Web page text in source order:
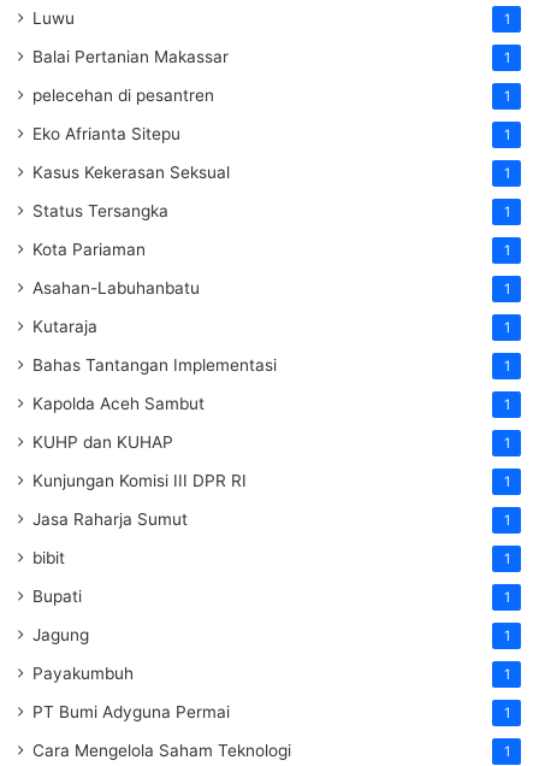
Luwu 1
Balai Pertanian Makassar 1
pelecehan di pesantren 1
Eko Afrianta Sitepu 1
Kasus Kekerasan Seksual 1
Status Tersangka 1
Kota Pariaman 1
Asahan-Labuhanbatu 1
Kutaraja 1
Bahas Tantangan Implementasi 1
Kapolda Aceh Sambut 1
KUHP dan KUHAP 1
Kunjungan Komisi III DPR RI 1
Jasa Raharja Sumut 1
bibit 1
Bupati 1
Jagung 1
Payakumbuh 1
PT Bumi Adyguna Permai 1
Cara Mengelola Saham Teknologi 1